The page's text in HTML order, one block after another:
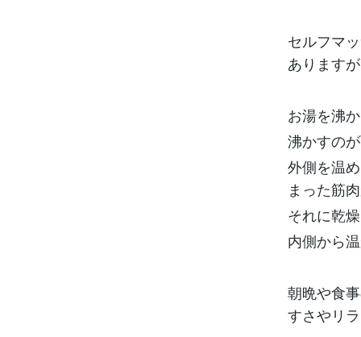
セルフマ
あります
お湯を沸
沸かすの
外側を温
まった筋
それに乾
内側から
朝晩や食
すさやリ